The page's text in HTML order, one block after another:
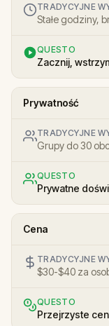
TRADYCYJNE
Stałe godziny,
QUESTO
Zacznij,
Prywatność
TRADYCYJNE
Grupy do 30
QUESTO
Prywatne
Cena
TRADYCYJNE
$30-$40 za
QUESTO
Przejrzyste